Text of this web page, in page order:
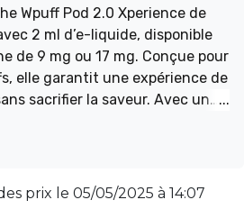
Wpuff Pod 2.0 Xperience de
2 ml d’e-liquide, disponible
de 9 mg ou 17 mg. Conçue pour
elle garantit une expérience de
sacrifier la saveur. Avec un
profitez d'un équilibre parfait
et une belle production
la batterie Wpuff 2.0
prix le 05/05/2025 à 14:07